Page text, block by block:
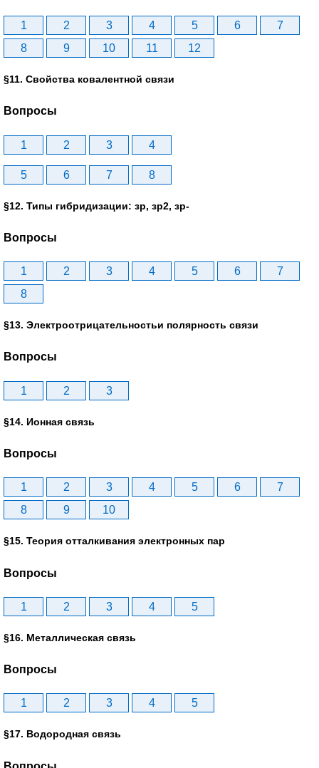
1 2 3 4 5 6
7
8
9 10 11 12
§11. Свойства ковалентной связи
Вопросы
1 2 3 4
5 6 7 8
§12. Типы гибридизации: зр, зр2, зр-
Вопросы
1 2 3 4 5 6
7
8
§13. Электроотрицательностьи полярность связи
Вопросы
1 2 3
§14. Ионная связь
Вопросы
1 2 3 4 5 6
7
8
9 10
§15. Теория отталкивания электронных пар
Вопросы
1 2 3 4 5
§16. Металлическая связь
Вопросы
1 2 3 4 5
§17. Водородная связь